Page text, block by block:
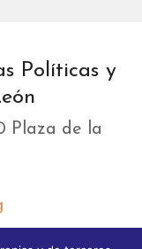
Políticas y
Plaza de la